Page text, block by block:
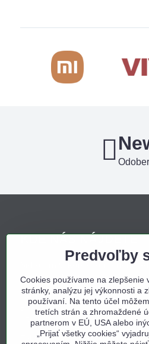
KDE NÁS NÁJDETE
Sídlo firmy, korešpondenčná
osobný odber:
Obchodný dom Bojná
Bojná 657
956 01 Bojná
Tel. e-shop:0940 397 000
Predvoľby
Cookies používame na zlepšenie
stránky, analýzu jej výkonnosti a
používaní. Na tento účel
tretích strán a zhromaždené
partnerom v EÚ, USA alebo
„Prijať všetky cookies“